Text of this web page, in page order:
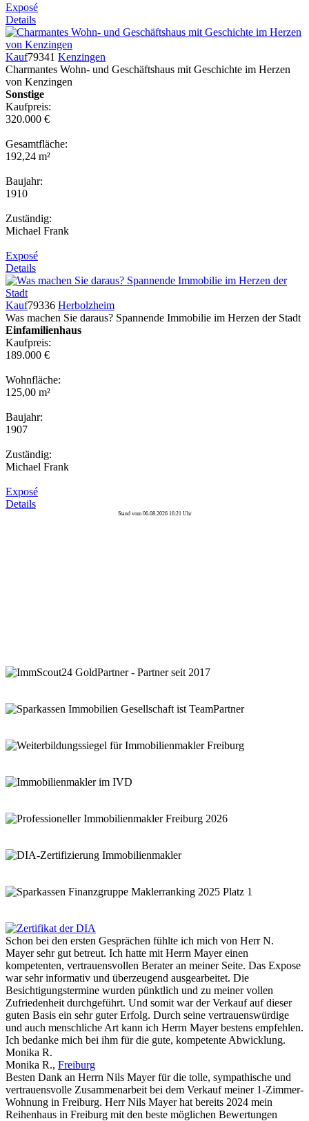
Exposé
Details
Kauf79341 Kenzingen
Charmantes Wohn- und Geschäftshaus mit Geschichte im Herzen
von Kenzingen
Sonstige
Kaufpreis:
320.000 €
Gesamtfläche:
192,24 m²
Baujahr:
1910
Zuständig:
Michael Frank
Exposé
Details
Kauf79336 Herbolzheim
Was machen Sie daraus? Spannende Immobilie im Herzen der Stadt
Einfamilienhaus
Kaufpreis:
189.000 €
Wohnfläche:
125,00 m²
Baujahr:
1907
Zuständig:
Michael Frank
Exposé
Details
Stand vom 06.08.2026 16:21 Uhr
Schon bei den ersten Gesprächen fühlte ich mich von Herr N.
Mayer sehr gut betreut. Ich hatte mit Herrn Mayer einen
kompetenten, vertrauensvollen Berater an meiner Seite. Das Expose
war sehr informativ und überzeugend ausgearbeitet. Die
Besichtigungstermine wurden pünktlich und zu meiner vollen
Zufriedenheit durchgeführt. Und somit war der Verkauf auf dieser
guten Basis ein sehr guter Erfolg. Durch seine vertrauenswürdige
und auch menschliche Art kann ich Herrn Mayer bestens empfehlen.
Ich bedanke mich bei ihm für die gute, kompetente Abwicklung.
Monika R.
Monika R., Freiburg
Besten Dank an Herrn Nils Mayer für die tolle, sympathische und
vertrauensvolle Zusammenarbeit bei dem Verkauf meiner 1-Zimmer-
Wohnung in Freiburg. Herr Nils Mayer hat bereits 2024 mein
Reihenhaus in Freiburg mit den beste möglichen Bewertungen